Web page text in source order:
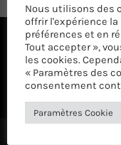
ÉCOUTEZ
Nous utilisons des
offrir l'expérience
préférences et en
Tout accepter »,
les cookies.
« Paramètres des
consentement
Paramètres Cookie